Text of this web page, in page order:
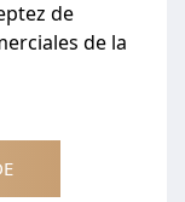
de
de la